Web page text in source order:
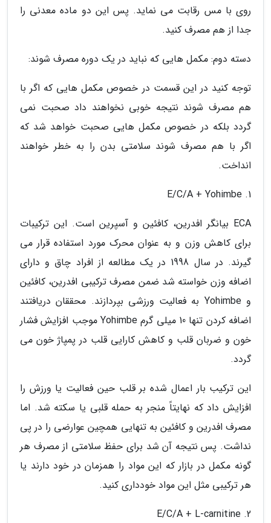
روی با مس رقابت می نماید. پس این دو ماده معدنی را
جدا از هم مصرف کنید.
دسته دوم: مکمل هایی که نباید در یک دوره مصرف شوند:
توجه کنید در این قسمت در خصوص مکمل هایی که اگر با
هم مصرف شوند نتیجه خوبی نخواهند داد صحبت نمی
گردد بلکه در خصوص مکمل هایی صحبت خواهد شد که
اگر با هم مصرف شوند سلامتی بدن را به خطر خواهند
انداخت.
1. E/C/A + Yohimbe
ECA بیانگر افدرین، کافئین و آسپرین است. این ترکیبات
برای کاهش وزن و به عنوان محرک مورد استفاده قرار می
گیرند. در سال 1998 در یک مطالعه از افراد چاق و دارای
اضافه وزن خواسته شد ضمن مصرف ترکیبی افدرین، کافئین
و Yohimbe به فعالیت ورزشی بپردازند. محققان دریافتند
اضافه کردن تنها 10 میلی گرم Yohimbe موجب افزایش فشار
خون و ضربان قلب و کاهش کارایی قلب در پمپاژ خون می
گردد.
این ترکیب بار اعمال شده بر قلب حین فعالیت یا ورزش را
افزایش داد که نهایتاً منجر به حمله قلبی یا سکته شد. اما
مصرف افدرین و کافئین به تنهایی همچین عوارضی را در پی
نداشت. پس نتیجه آن شد برای حفظ سلامتی از مصرف هر
گونه مکمل در بازار که این مواد را همزمان در خود دارند یا
هر ترکیبی مثل این مواد خودداری کنید.
2. E/C/A + L-carnitine